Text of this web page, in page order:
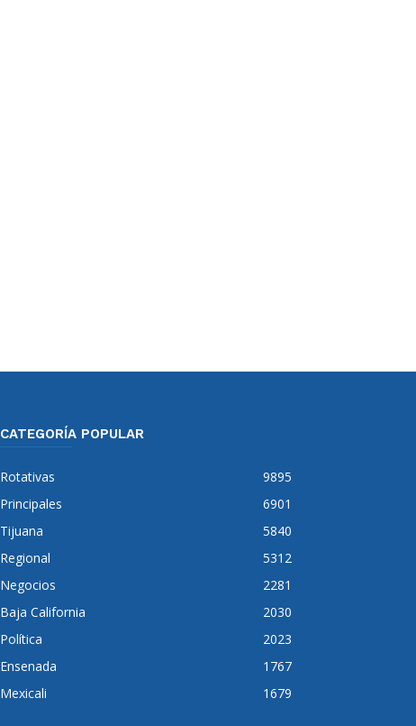
CATEGORÍA POPULAR
Rotativas
9895
Principales
6901
Tijuana
5840
Regional
5312
Negocios
2281
Baja California
2030
Política
2023
Ensenada
1767
Mexicali
1679